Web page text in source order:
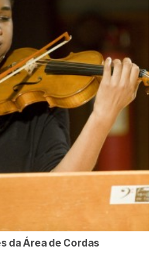
da Área de Cordas